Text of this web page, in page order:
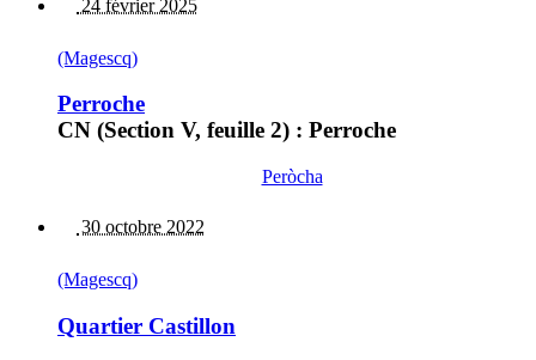
24 février 2025
(Magescq)
Perroche
CN (Section V, feuille 2) : Perroche
Peròcha
30 octobre 2022
(Magescq)
Quartier Castillon